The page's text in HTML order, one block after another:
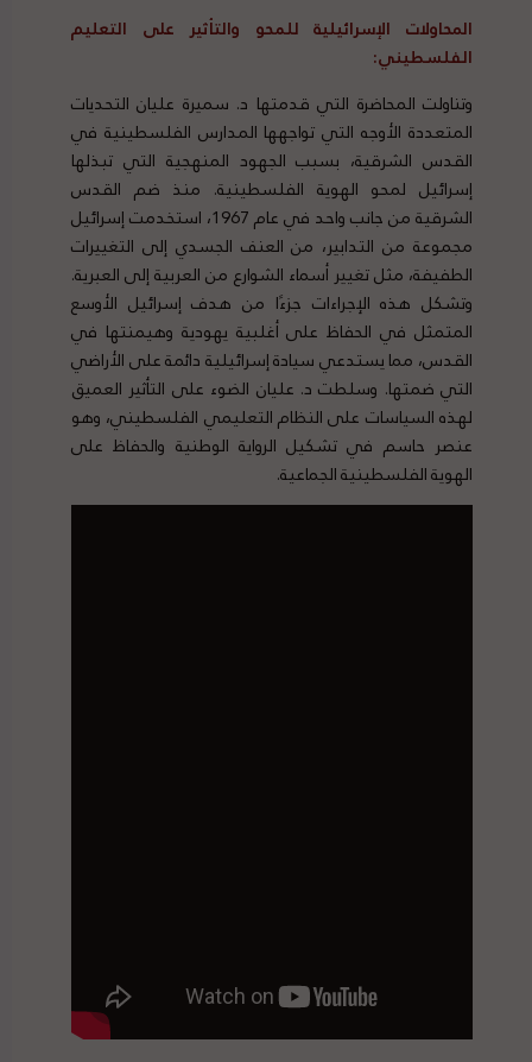
المحاولات الإسرائيلية للمحو والتأثير على التعليم
الفلسطيني:
وتناولت المحاضرة التي قدمتها د. سميرة عليان التحديات
المتعددة الأوجه التي تواجهها المدارس الفلسطينية في
القدس الشرقية، بسبب الجهود المنهجية التي تبذلها
إسرائيل لمحو الهوية الفلسطينية. منذ ضم القدس
الشرقية من جانب واحد في عام 1967، استخدمت إسرائيل
مجموعة من التدابير، من العنف الجسدي إلى التغييرات
الطفيفة، مثل تغيير أسماء الشوارع من العربية إلى العبرية.
وتشكل هذه الإجراءات جزءًا من هدف إسرائيل الأوسع
المتمثل في الحفاظ على أغلبية يهودية وهيمنتها في
القدس، مما يستدعي سيادة إسرائيلية دائمة على الأراضي
التي ضمتها. وسلطت د. عليان الضوء على التأثير العميق
لهذه السياسات على النظام التعليمي الفلسطيني، وهو
عنصر حاسم في تشكيل الرواية الوطنية والحفاظ على
الهوية الفلسطينية الجماعية.